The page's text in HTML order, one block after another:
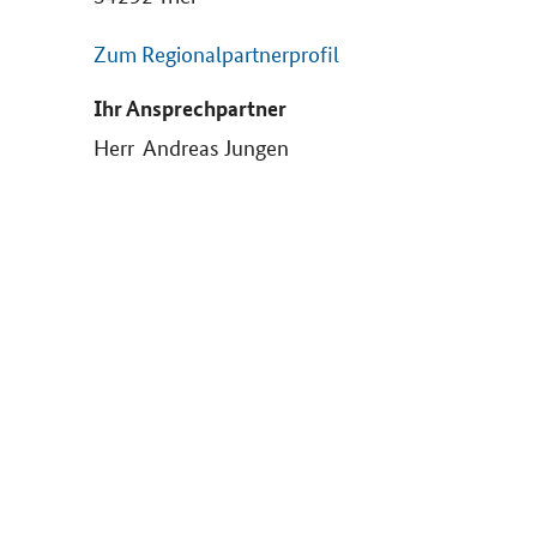
Zum Regionalpartnerprofil
Ihr Ansprechpartner
Herr Andreas Jungen